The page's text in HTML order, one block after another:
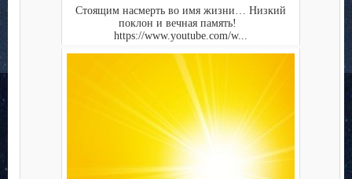
Стоящим насмерть во имя жизни… Низкий
поклон и вечная память!
https://www.youtube.com/w...